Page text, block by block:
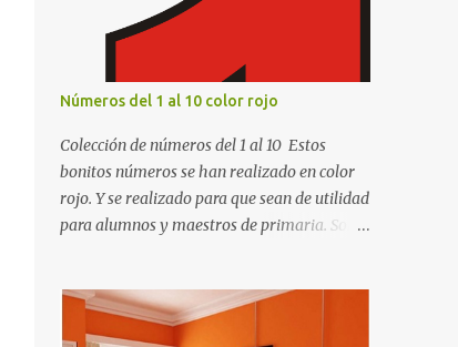
Números del 1 al 10 color rojo
Colección de números del 1 al 10 Estos
bonitos números se han realizado en color
rojo. Y se realizado para que sean de utilidad
para alumnos y maestros de primaria. Son
de recortar y se pueden utilizar en variedad
de cosas como ser recortes para tareas